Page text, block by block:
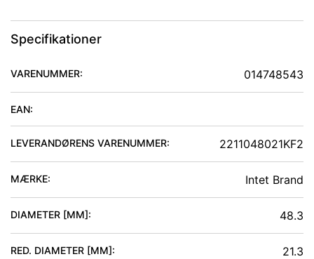
Specifikationer
VARENUMMER: 014748543
EAN:
LEVERANDØRENS VARENUMMER: 2211048021KF2
MÆRKE: Intet Brand
DIAMETER [MM]: 48.3
RED. DIAMETER [MM]: 21.3